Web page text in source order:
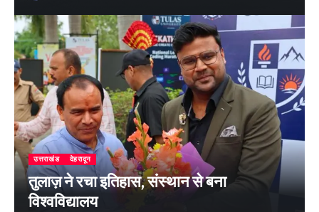
उत्तराखंड देहरादून
तुलाज़ ने रचा इतिहास, संस्थान से बना
विश्वविद्यालय